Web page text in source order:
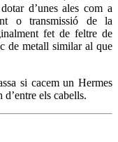
d’unes ales com a
o transmissió de la
fet de feltre de
de metall similar al que
si cacem un Hermes
d’entre els cabells.